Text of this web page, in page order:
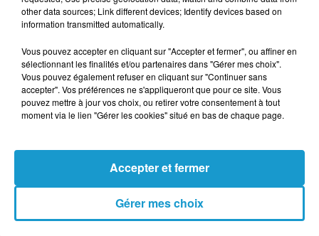
bonheur.
Nantaise !Plus de 80 % des brins de muguet
produits chaque année en France
proviennent de la région de Nantes,
principale zone productrice du muguet
méditerranéen. Il représente environ 10 % du
muguet vendu le 1
mai.
Cette tradition de s'offrir du muguet en
other data sources; Link different devices; Identify devices based on
information transmitted automatically.
Vous pouvez accepter en cliquant sur "Accepter et fermer", ou affiner en
sélectionnant les finalités et/ou partenaires dans "Gérer mes choix".
Vous pouvez également refuser en cliquant sur "Continuer sans
accepter". Vos préférences ne s'appliqueront que pour ce site. Vous
pouvez mettre à jour vos choix, ou retirer votre consentement à tout
moment via le lien "Gérer les cookies" situé en bas de chaque page.
Gérer mes choix
Accepter et fermer